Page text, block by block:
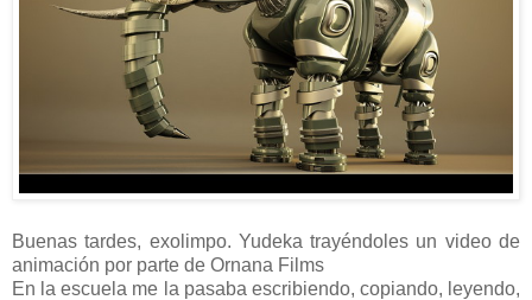
Buenas tardes, exolimpo. Yudeka trayéndoles un video de
animación por parte de Ornana Films
En la escuela me la pasaba escribiendo, copiando, leyendo,